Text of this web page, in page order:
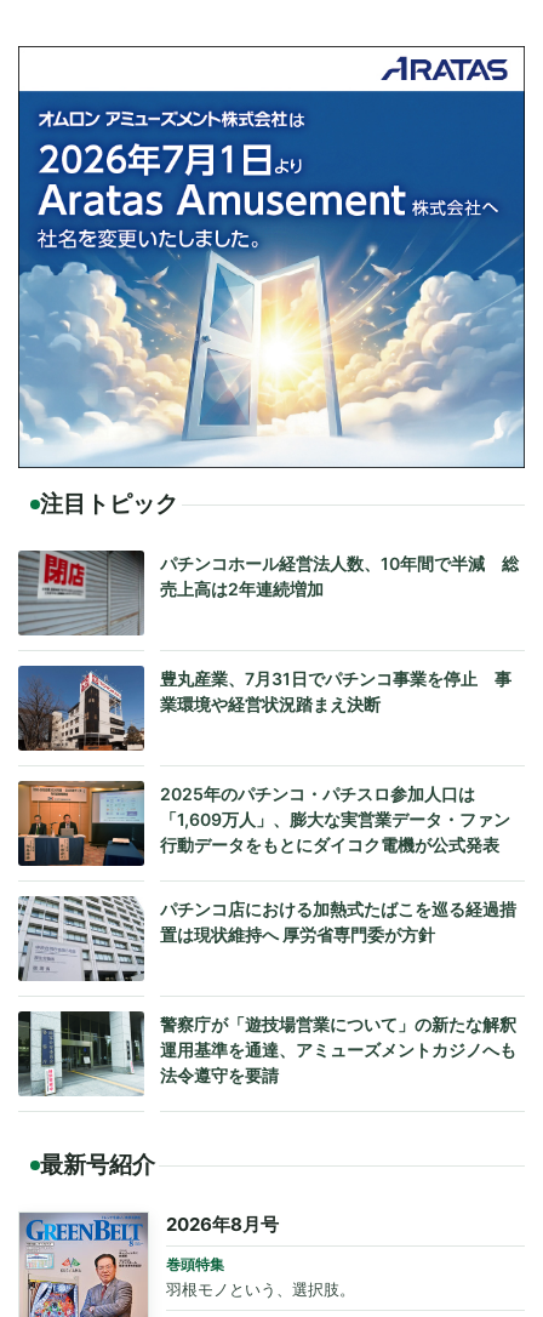
注目トピック
パチンコホール経営法人数、10年間で半減 総
売上高は2年連続増加
豊丸産業、7月31日でパチンコ事業を停止 事
業環境や経営状況踏まえ決断
2025年のパチンコ・パチスロ参加人口は
「1,609万人」、膨大な実営業データ・ファン
行動データをもとにダイコク電機が公式発表
パチンコ店における加熱式たばこを巡る経過措
置は現状維持へ 厚労省専門委が方針
警察庁が「遊技場営業について」の新たな解釈
運用基準を通達、アミューズメントカジノへも
法令遵守を要請
最新号紹介
2026年8月号
巻頭特集
羽根モノという、選択肢。